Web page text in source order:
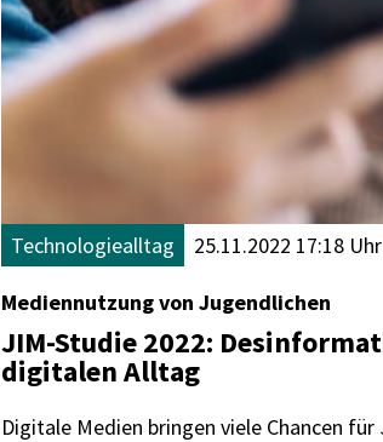
Technologiealltag 25.11.2022 17:18 Uhr
Mediennutzung von Jugendlichen
JIM-Studie 2022:
digitalen Alltag
Digitale Medien bringen viele Chancen